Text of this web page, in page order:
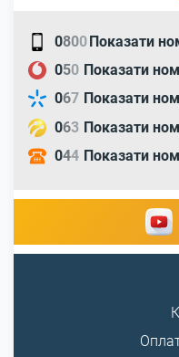
0800Показати
050 Показати
067 Показати
063 Показати
044 Показати